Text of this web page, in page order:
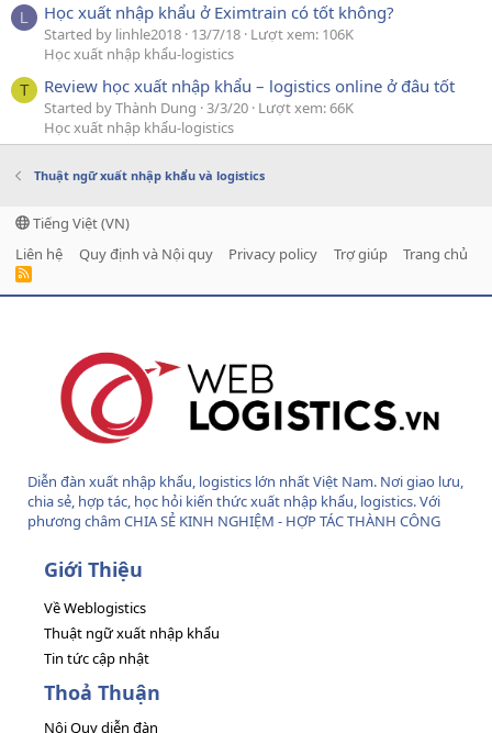
L Học xuất nhập khẩu ở Eximtrain có tốt không?
Started by linhle2018 13/7/18 Lượt xem: 106K
Học xuất nhập khẩu-logistics
T Review học xuất nhập khẩu – logistics online ở đâu tốt
Started by Thành Dung 3/3/20 Lượt xem: 66K
Học xuất nhập khẩu-logistics
Thuật ngữ xuất nhập khẩu và logistics
Tiếng Việt (VN)
Liên hệ
Quy định và Nội quy Privacy policy Trợ giúp Trang chủ
R
S
Diễn đàn xuất nhập khẩu, logistics lớn nhất Việt Nam. Nơi giao lưu,
chia sẻ, hợp tác, học hỏi kiến thức xuất nhập khẩu, logistics. Với
phương châm CHIA SẺ KINH NGHIỆM - HỢP TÁC THÀNH CÔNG
Giới Thiệu
Về Weblogistics
Thuật ngữ xuất nhập khẩu
Tin tức cập nhật
Thoả Thuận
Nội Quy diễn đàn